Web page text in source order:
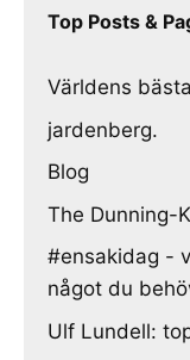
Top Posts &
Världens
jardenberg.
Blog
The Dunning-
#ensakidag -
något du
Ulf Lundell: